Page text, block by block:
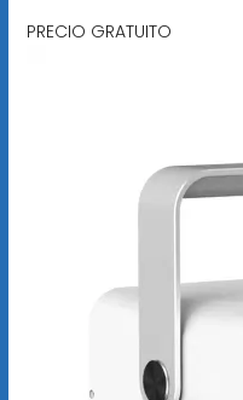
PRECIO GRATUITO